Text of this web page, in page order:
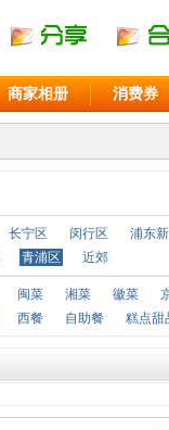
商家相册 消费券
长宁区 闵行区
浦东
青浦区 近郊
闽菜 湘菜 徽菜
西餐 自助餐 糕点甜